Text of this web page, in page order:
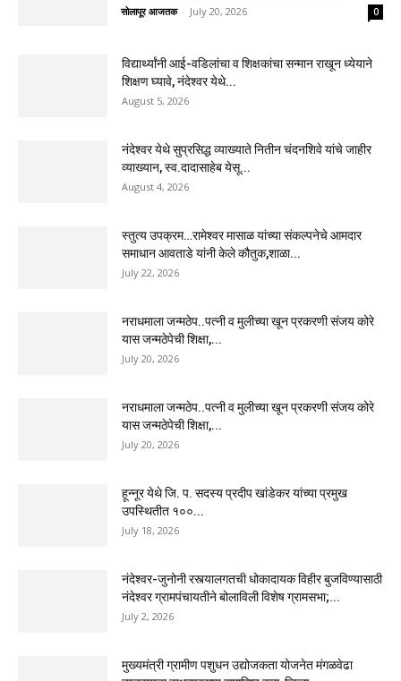
सोलापूर आजतक - July 20, 2026 0
विद्यार्थ्यांनी आई-वडिलांचा व शिक्षकांचा सन्मान राखून ध्येयाने
शिक्षण घ्यावे, नंदेश्वर येथे...
August 5, 2026
नंदेश्वर येथे सुप्रसिद्ध व्याख्याते नितीन चंदनशिवे यांचे जाहीर
व्याख्यान, स्व.दादासाहेब येसू...
August 4, 2026
स्तुत्य उपक्रम…रामेश्वर मासाळ यांच्या संकल्पनेचे आमदार
समाधान आवताडे यांनी केले कौतुक,शाळा...
July 22, 2026
नराधमाला जन्मठेप..पत्नी व मुलीच्या खून प्रकरणी संजय कोरे
यास जन्मठेपेची शिक्षा,...
July 20, 2026
नराधमाला जन्मठेप..पत्नी व मुलीच्या खून प्रकरणी संजय कोरे
यास जन्मठेपेची शिक्षा,...
July 20, 2026
हून्नूर येथे जि. प. सदस्य प्रदीप खांडेकर यांच्या प्रमुख
उपस्थितीत १००...
July 18, 2026
नंदेश्वर-जुनोनी रस्त्यालगतची धोकादायक विहीर बुजविण्यासाठी
नंदेश्वर ग्रामपंचायतीने बोलाविली विशेष ग्रामसभा;...
July 2, 2026
मुख्यमंत्री ग्रामीण पशुधन उद्योजकता योजनेत मंगळवेढा